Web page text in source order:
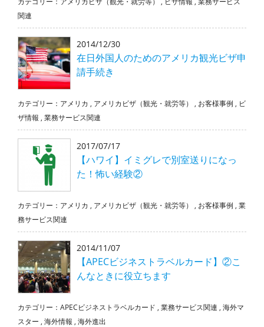
関連
2014/12/30
在日外国人のためのアメリカ観光ビザ申
請手続き
カテゴリー： アメリカ , アメリカビザ（観光・就労等） , お客様事例 , ビ
ザ情報 , 業務サービス関連
2017/07/17
【ハワイ】イミグレで別室送りになっ
た！怖い経験②
カテゴリー： アメリカ , アメリカビザ（観光・就労等） , お客様事例 , 業
務サービス関連
2014/11/07
【APECビジネストラベルカード】②こ
んなときに役立ちます
カテゴリー： APECビジネストラベルカード , 業務サービス関連 , 海外マ
スター , 海外情報 , 海外進出